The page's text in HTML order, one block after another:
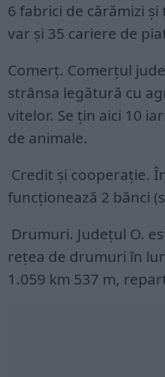
6 fabrici de cărămizi
var și 35 cariere de
Comerț. Comerțul
strânsa legătură cu
vitelor. Se țin aici 10
de animale.
Credit și cooperație.
funcționează 2 bănci
Drumuri. Județul O.
rețea de drumuri în
1.059 km 537 m,